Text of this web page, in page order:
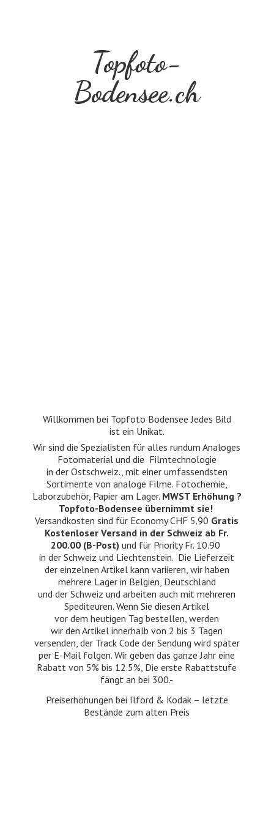
Topfoto-
Bodensee.ch
Willkommen bei Topfoto Bodensee Jedes Bild
ist ein Unikat.
Wir sind die Spezialisten für alles rundum Analoges
Fotomaterial und die Filmtechnologie
in der Ostschweiz., mit einer umfassendsten
Sortimente von analoge Filme. Fotochemie,
Laborzubehör, Papier am Lager. MWST Erhöhung ?
Topfoto-Bodensee übernimmt sie!
Versandkosten sind für Economy CHF 5.90 Gratis
Kostenloser Versand in der Schweiz ab Fr.
200.00 (B-Post) und für Priority Fr. 10.90
in der Schweiz und Liechtenstein. Die Lieferzeit
der einzelnen Artikel kann variieren, wir haben
mehrere Lager in Belgien, Deutschland
und der Schweiz und arbeiten auch mit mehreren
Spediteuren. Wenn Sie diesen Artikel
vor dem heutigen Tag bestellen, werden
wir den Artikel innerhalb von 2 bis 3 Tagen
versenden, der Track Code der Sendung wird später
per E-Mail folgen. Wir geben das ganze Jahr eine
Rabatt von 5% bis 12.5%, Die erste Rabattstufe
fängt an bei 300.-
Preiserhöhungen bei Ilford & Kodak – letzte
Bestände zumalten Preis